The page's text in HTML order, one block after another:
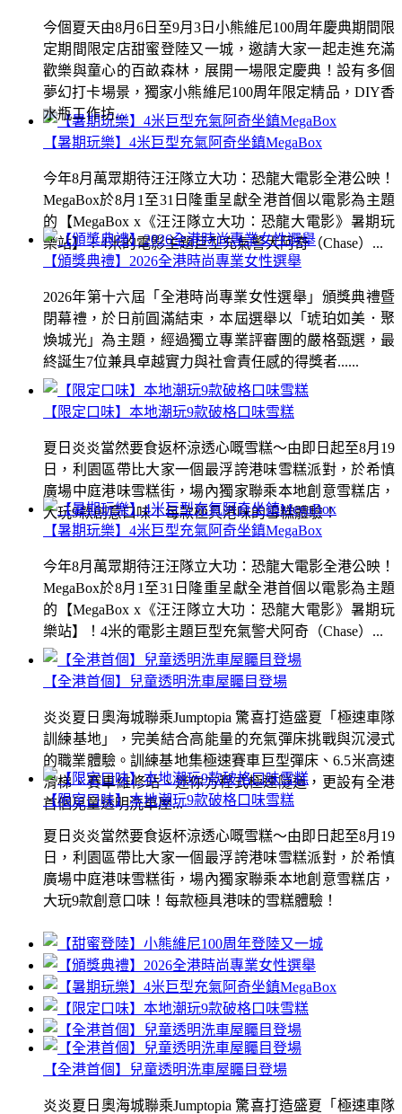
【暑期玩樂】4米巨型充氣阿奇坐鎮MegaBox
今年8月萬眾期待汪汪隊立大功：恐龍大電影全港公映！
MegaBox於8月1至31日隆重呈獻全港首個以電影為主題
的【MegaBox x《汪汪隊立大功：恐龍大電影》暑期玩
樂站】！4米的電影主題巨型充氣警犬阿奇（Chase）...
【限定口味】本地潮玩9款破格口味雪糕
夏日炎炎當然要食返杯涼透心嘅雪糕～由即日起至8月19
日，利園區帶比大家一個最浮誇港味雪糕派對，於希慎
廣場中庭港味雪糕街，場內獨家聯乘本地創意雪糕店，
大玩9款創意口味！每款極具港味的雪糕體驗！
【全港首個】兒童透明洗車屋矚目登場
炎炎夏日奧海城聯乘Jumptopia 驚喜打造盛夏「極速車隊
訓練基地」，完美結合高能量的充氣彈床挑戰與沉浸式
的職業體驗。訓練基地集極速賽車巨型彈床、6.5米高速
滑梯、賽車維修站、迷你方程式極速隧道，更設有全港
首個兒童透明洗車屋...
今個夏天由8月6日至9月3日小熊維尼100周年慶典期間限
定期間限定店甜蜜登陸又一城，邀請大家一起走進充滿
歡樂與童心的百畝森林，展開一場限定慶典！設有多個
夢幻打卡場景，獨家小熊維尼100周年限定精品，DIY香
水瓶工作坊...
【頒獎典禮】2026全港時尚專業女性選舉
2026年第十六屆「全港時尚專業女性選舉」頒獎典禮暨
閉幕禮，於日前圓滿結束，本屆選舉以「琥珀如美．聚
煥城光」為主題，經過獨立專業評審團的嚴格甄選，最
終誕生7位兼具卓越實力與社會責任感的得獎者......
【暑期玩樂】4米巨型充氣阿奇坐鎮MegaBox
今年8月萬眾期待汪汪隊立大功：恐龍大電影全港公映！
MegaBox於8月1至31日隆重呈獻全港首個以電影為主題
的【MegaBox x《汪汪隊立大功：恐龍大電影》暑期玩
樂站】！4米的電影主題巨型充氣警犬阿奇（Chase）...
【限定口味】本地潮玩9款破格口味雪糕
夏日炎炎當然要食返杯涼透心嘅雪糕～由即日起至8月19
日，利園區帶比大家一個最浮誇港味雪糕派對，於希慎
廣場中庭港味雪糕街，場內獨家聯乘本地創意雪糕店，
大玩9款創意口味！每款極具港味的雪糕體驗！
【全港首個】兒童透明洗車屋矚目登場
炎炎夏日奧海城聯乘Jumptopia 驚喜打造盛夏「極速車隊